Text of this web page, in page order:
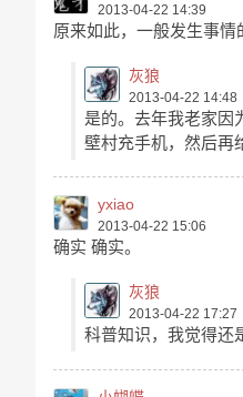
2013-04-22 14:39
原来如此，一般发生事情
灰狼
2013-04-22 14:48
是的。去年我老家因
壁村充手机，然后再
yxiao
2013-04-22 15:06
确实 确实。
灰狼
2013-04-22 17:27
科普知识，我觉得还